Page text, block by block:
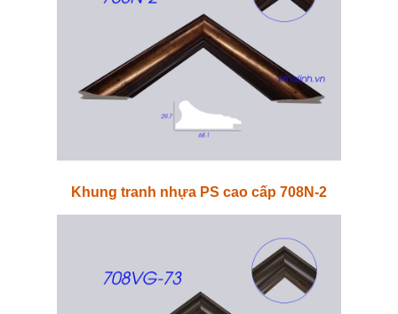
Khung tranh nhựa PS cao cấp 708N-2